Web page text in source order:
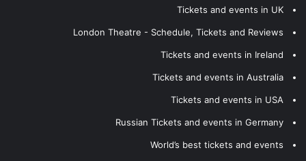
Tickets and events in UK
London Theatre - Schedule, Tickets and Reviews
Tickets and events in Ireland
Tickets and events in Australia
Tickets and events in USA
Russian Tickets and events in Germany
World’s best tickets and events